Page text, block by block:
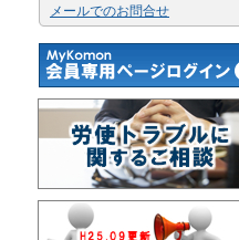
メールでのお問合せ